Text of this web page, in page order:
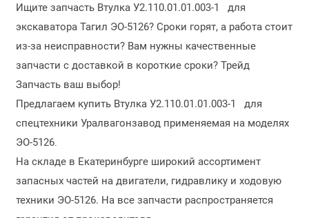
Ищите запчасть Втулка У2.110.01.01.003-1 для
экскаватора Тагил ЭО-5126? Сроки горят, а работа стоит
из-за неисправности? Вам нужны качественные
запчасти с доставкой в короткие сроки? Трейд
Запчасть ваш выбор!
Предлагаем купить Втулка У2.110.01.01.003-1 для
спецтехники Уралвагонзавод применяемая на моделях
ЭО-5126.
На складе в Екатеринбурге широкий ассортимент
запасных частей на двигатели, гидравлику и ходовую
техники ЭО-5126. На все запчасти распространяется